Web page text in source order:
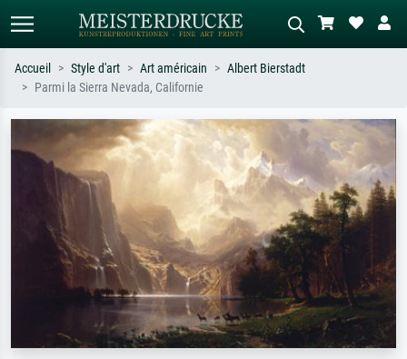
Recherchez par artiste, titre ou style –
ex. Monet, Nuit étoilée,
impressionnisme, vague de Hokusai,
nu.
Décrivez la scène – ex. prairie verte,
abstrait avec beaucoup de rouge,
tableau sombre, nu debout près d'un
arbre.
Accueil Style d'art Art américain
Albert Bierstadt
Parmi la Sierra Nevada, Californie